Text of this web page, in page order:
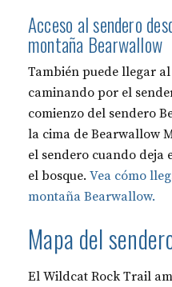
Acceso al sendero
montaña Bearwallow
También puede llegar
caminando por el
comienzo del sendero
la cima de Bearwallow
el sendero cuando deja
el bosque. Vea cómo
montaña Bearwallow.
Mapa del
El Wildcat Rock Trail